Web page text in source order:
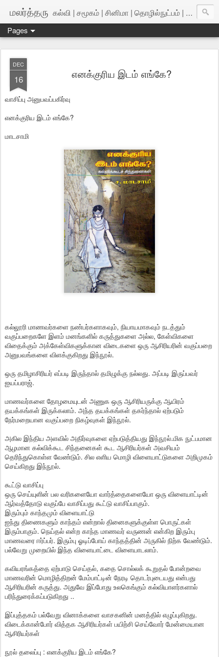
மலர்த்தரு கல்வி | சமூகம் | சினிமா | தொழில்நுட்பம் | அறிவியல்
Pages
DEC
16 எனக்குரிய இடம் எங்கே?
வாசிப்பு அனுபவப்பகிர்வு
எனக்குரிய இடம் எங்கே?
மாடசாமி
கல்லூரி மாணவர்களை நண்பர்களாகவும், நியாயமாகவும் நடத்தும்
வகுப்பறைகளே இளம் மனங்களில் கருத்துகளை அல்ல, கேள்விகளை
விதைக்கும் அக்கேள்விகளுக்கான விடைகளை ஒரு ஆசிரியரின் வகுப்பறை
அனுபவங்களை விளக்குகிறது இந்நூல்.
ஒரு தமிழாசிரியர் எப்படி இருந்தால் தமிழுக்கு நல்லது. அப்படி இருப்பவர்
ஐயப்பராஜ்.
மாணவர்களை தோழமையுடன் அணுக ஒரு ஆசிரியருக்கு ஆயிரம்
தயக்கங்கள் இருக்கலாம். அந்த தயக்கங்கள் தகர்ந்தால் ஏற்படும்
நேர்மறையான வகுப்பறை நிகழ்வுகள் இந்நூல்.
அகில இந்திய அளவில் அதிர்வுகளை ஏற்படுத்தியது இந்நூல்.மிக நுட்பமான
ஆழமான கல்விக்கூட சிந்தனைகள் கூட ஆசிரியர்கள் அவசியம்
தெரிந்துகொள்ள வேண்டும். சில எளிய மொழி விளையாட்டுகளை அறிமுகம்
செய்கிறது இந்நூல்.
கூட்டு வாசிப்பு
ஒரு செய்யுளின் பல வரிகளையோ வார்த்தைகளையோ ஒரு விளையாட்டின்
ஆர்வத்தோடு வகுப்பே வாசிப்பது கூட்டு வாசிப்பாகும்.
இரும்பும் காந்தமும் விளையாட்டு
ஐந்து திணைகளும் காந்தம் என்றால் தினைகளுக்குள்ள பொருட்கள்
இரும்பாகும். நெய்தல் என்ற காந்த மாணவர் வருணன் என்கிற இரும்பு
மாணவரை ஈர்ப்பர். இரும்பு ஓடிப்போய் காந்தத்தின் அருகில் நிற்க வேண்டும்.
பல்வேறு முறையில் இந்த விளையாட்டை விளையாடலாம்.
கவியரங்கத்தை ஏற்பாடு செய்தல், கதை சொல்லக் கூறுதல் போன்றவை
மாணவரின் மொழித்திறன் மேம்பாட்டின் நேரடி தொடர்புடையது என்பது
ஆசிரியரின் கருத்து. அதுவே இப்போது உலகெங்கும் கல்வியாளர்களால்
பரிந்துரைக்கப்படுகிறது ..
இப்புத்தகம் பல்வேறு வினாக்களை வாசகனின் மனத்தில் எழுப்புகிறது.
விடைக்கான்போர் வித்தக ஆசிரியர்கள் பயிற்சி செய்வோர் மேன்மையான
ஆசிரியர்கள்
நூல் தலைப்பு : எனக்குரிய இடம் எங்கே?